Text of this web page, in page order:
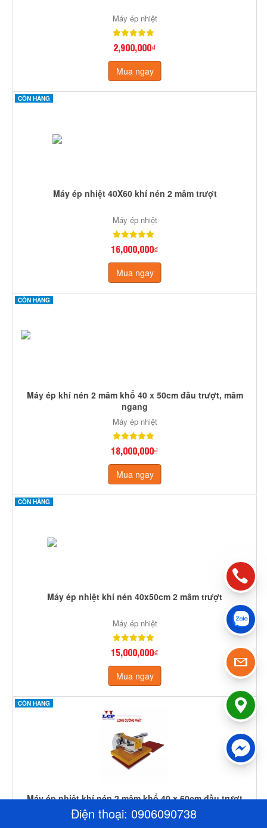
Điện thoại: 0906090738
Máy ép nhiệt
2,900,000₫
Mua ngay
CÒN HÀNG
Máy ép nhiệt 40X60 khí nén 2 mâm trượt
Máy ép nhiệt
16,000,000₫
Mua ngay
CÒN HÀNG
Máy ép khí nén 2 mâm khổ 40 x 50cm đầu trượt, mâm
ngang
Máy ép nhiệt
18,000,000₫
Mua ngay
CÒN HÀNG
Máy ép nhiệt khí nén 40x50cm 2 mâm trượt
Máy ép nhiệt
15,000,000₫
Mua ngay
CÒN HÀNG
Máy ép nhiệt khí nén 2 mâm khổ 40 x 60cm đầu trượt